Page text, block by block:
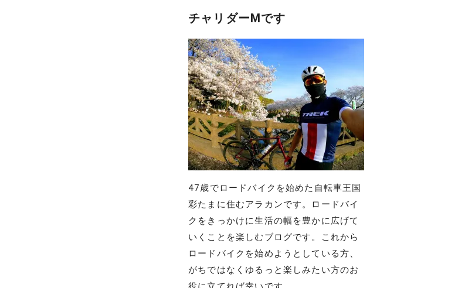
チャリダーMです
47歳でロードバイクを始めた自転車王国
彩たまに住むアラカンです。ロードバイ
クをきっかけに生活の幅を豊かに広げて
いくことを楽しむブログです。これから
ロードバイクを始めようとしている方、
がちではなくゆるっと楽しみたい方のお